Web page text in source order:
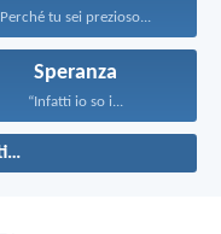
Perché tu sei prezioso...
Speranza
“Infatti io so i...